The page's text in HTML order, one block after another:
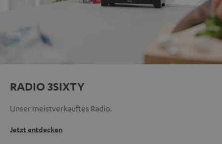
RADIO 3SIXTY
Unser meistverkauftes Radio.
Jetzt entdecken